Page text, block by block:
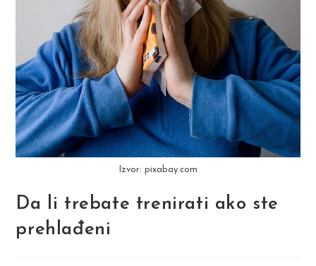
Izvor: pixabay.com
Da li trebate trenirati ako ste
prehlađeni